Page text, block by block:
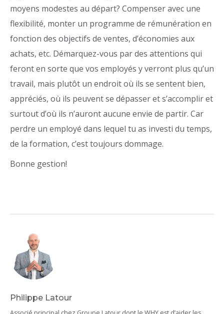
moyens modestes au départ? Compenser avec une
flexibilité, monter un programme de rémunération en
fonction des objectifs de ventes, d’économies aux
achats, etc. Démarquez-vous par des attentions qui
feront en sorte que vos employés y verront plus qu’un
travail, mais plutôt un endroit où ils se sentent bien,
appréciés, où ils peuvent se dépasser et s’accomplir et
surtout d’où ils n’auront aucune envie de partir. Car
perdre un employé dans lequel tu as investi du temps,
de la formation, c’est toujours dommage.
Bonne gestion!
Philippe Latour